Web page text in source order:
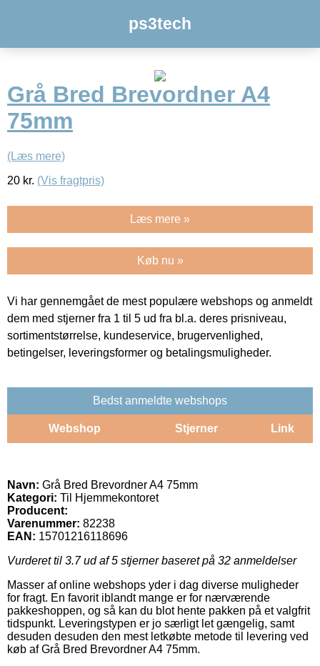
ps3tech
Grå Bred Brevordner A4
75mm
(Læs mere)
20 kr. (Vis fragtpris)
Læs mere »
Køb nu »
Vi har gennemgået de mest populære webshops og anmeldt
dem med stjerner fra 1 til 5 ud fra bl.a. deres prisniveau,
sortimentstørrelse, kundeservice, brugervenlighed,
betingelser, leveringsformer og betalingsmuligheder.
Bedst anmeldte webshops
Webshop Stjerner Link
Navn: Grå Bred Brevordner A4 75mm
Kategori: Til Hjemmekontoret
Producent:
Varenummer: 82238
EAN: 15701216118696
Vurderet til 3.7ud af 5 stjerner baseret på 32 anmeldelser
Masser af online webshops yder i dag diverse muligheder
for fragt. En favorit iblandt mange er for nærværende
pakkeshoppen, og så kan du blot hente pakken på et valgfrit
tidspunkt. Leveringstypen er jo særligt let gængelig, samt
desuden desuden den mest letkøbte metode til levering ved
køb af Grå Bred Brevordner A4 75mm.